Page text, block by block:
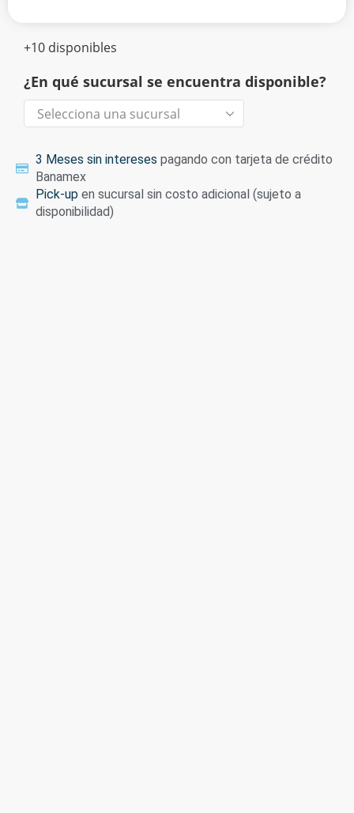
+10 disponibles
¿En qué sucursal se encuentra disponible?
3 Meses sin intereses pagando con tarjeta de crédito
Banamex
Pick-up en sucursal sin costo adicional (sujeto a
disponibilidad)